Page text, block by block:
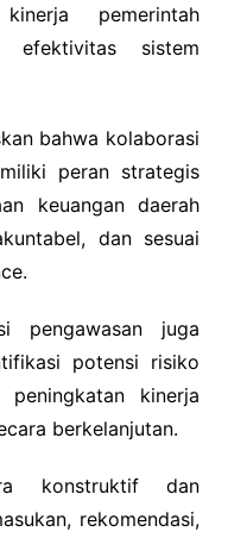
pemerintah
efektivitas sistem
bahwa kolaborasi
peran strategis
keuangan daerah
dan sesuai
pengawasan juga
potensi risiko
kinerja
berkelanjutan.
konstruktif dan
rekomendasi,